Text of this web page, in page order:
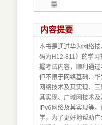
量
内容提要
本书是通过华为网络
码为H12-811）的学
握考试内容，顺利通
但不限于网络基础、
网络技术及其实现、
其实现、广域网技术及
IPv6网络及其实现等
学，为了更好地帮助